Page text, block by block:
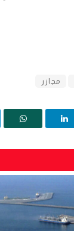
مجازر